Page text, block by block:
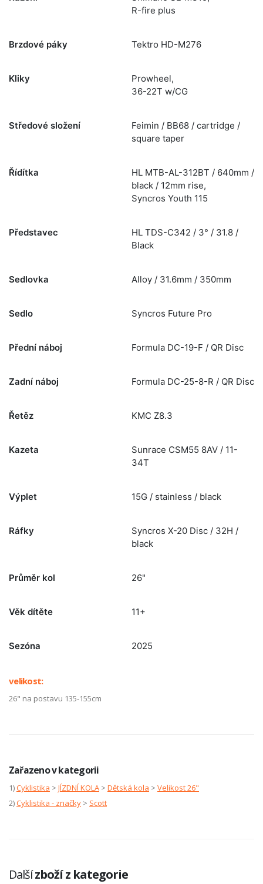
R-fire plus
Brzdové páky Tektro HD-M276
Kliky
Prowheel,
36-22T w/CG
Středové složení
Feimin / BB68 / cartridge /
square taper
Řídítka
HL MTB-AL-312BT / 640mm /
black / 12mm rise,
Syncros Youth 115
Představec
HL TDS-C342 / 3° / 31.8 /
Black
Sedlovka Alloy / 31.6mm / 350mm
Sedlo Syncros Future Pro
Přední náboj Formula DC-19-F / QR Disc
Zadní náboj Formula DC-25-8-R / QR Disc
Řetěz KMC Z8.3
Kazeta
Sunrace CSM55 8AV / 11-
34T
Výplet 15G / stainless / black
Ráfky
Syncros X-20 Disc / 32H /
black
Průměr kol 26"
Věk dítěte 11+
Sezóna 2025
velikost:
26" na postavu 135-155cm
Zařazeno v kategorii
1)Cyklistika > JÍZDNÍ KOLA > Dětská kola > Velikost 26"
2)Cyklistika - značky > Scott
Dalšízboží z kategorie